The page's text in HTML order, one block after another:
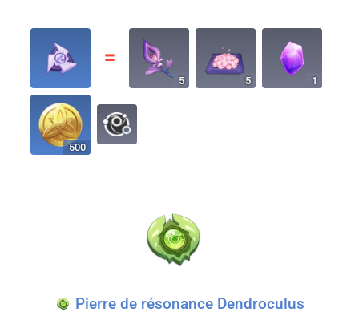
〓
5 5 1
500
Pierre de résonance Dendroculus